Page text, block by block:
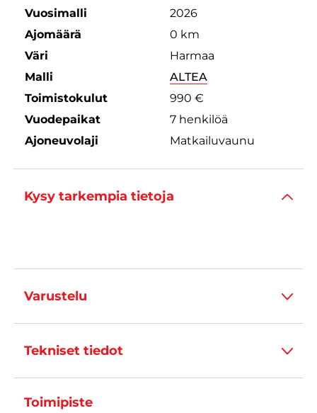
Vuosimalli
2026
Ajomäärä
0 km
Väri
Harmaa
Malli
ALTEA
Toimistokulut
990 €
Vuodepaikat
7 henkilöä
Ajoneuvolaji
Matkailuvaunu
Kysy tarkempia tietoja
Varustelu
Tekniset tiedot
Toimipiste